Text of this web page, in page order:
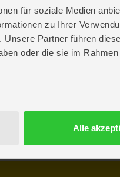
für soziale Medien
zu Ihrer
Partner führen
oder die sie im
Alle